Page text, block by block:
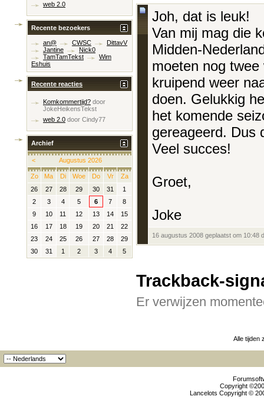
Joh, dat is leuk!
Van mij mag die
Midden-
moeten nog
kruipend weer
doen. Gelukkig
het komende
gereageerd. Dus
Veel succes!
Groet,
Joke
16 augustus 2008 geplaatst om 10:48
Trackback-
Er verwijzen
web 2.0
Recente bezoekers
an@ CWSC
DittavV
Jantine
Nick0
TamTamTekst
Wim
Eshuis
Recente reacties
Komkommertijd? door
JokeHeikensTekst
web 2.0 door Cindy77
Archief
< Augustus 2026
Zo Ma Di Woe Do Vr
Za
26
27 28 29 30 31
1
2
3 4 5 6 7
8
9
10 11 12 13 14
15
16
17 18 19 20 21
22
23
24 25 26 27 28
29
30
31 1 2 3 4 5
Alle tijden
Copyright
Lancelots Copyright ©